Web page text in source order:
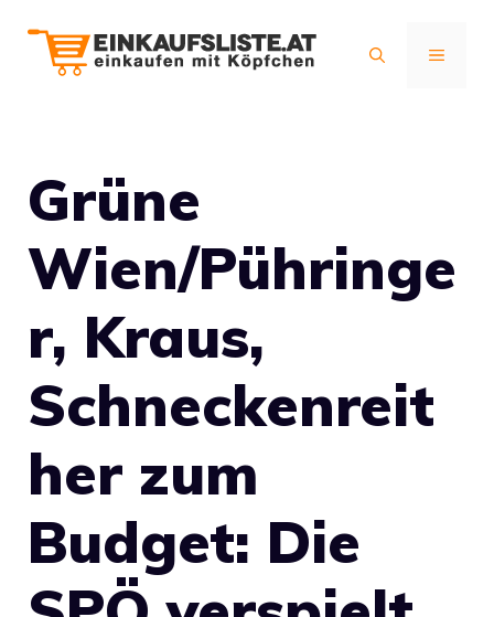
Inhalt
MENÜ
Grüne
Wien/Pühringe
r, Kraus,
Schneckenreit
her zum
Budget: Die